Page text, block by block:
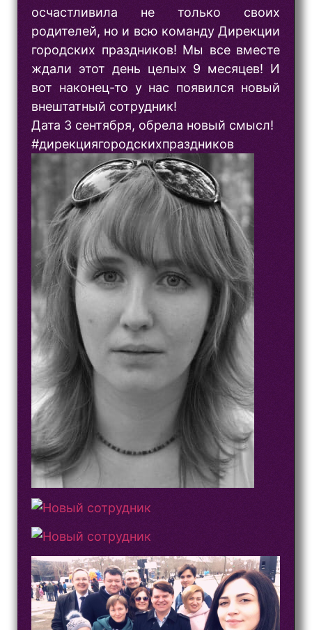
осчастливила не только своих
родителей, но и всю команду Дирекции
городских праздников! Мы все вместе
ждали этот день целых 9 месяцев! И
вот наконец-то у нас появился новый
внештатный сотрудник!
Дата 3 сентября, обрела новый смысл!
#дирекциягородскихпраздников